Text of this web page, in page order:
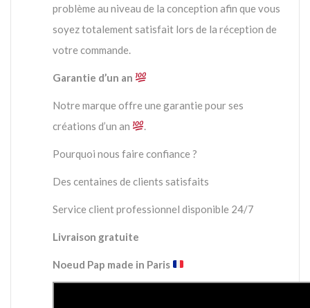
problème au niveau de la conception afin que vous
soyez totalement satisfait lors de la réception de
votre commande.
Garantie d’un an
Notre marque offre une garantie pour ses
créations d’un an
.
Pourquoi nous faire confiance ?
Des centaines de clients satisfaits
Service client professionnel disponible 24/7
Livraison gratuite
Noeud Pap made in Paris